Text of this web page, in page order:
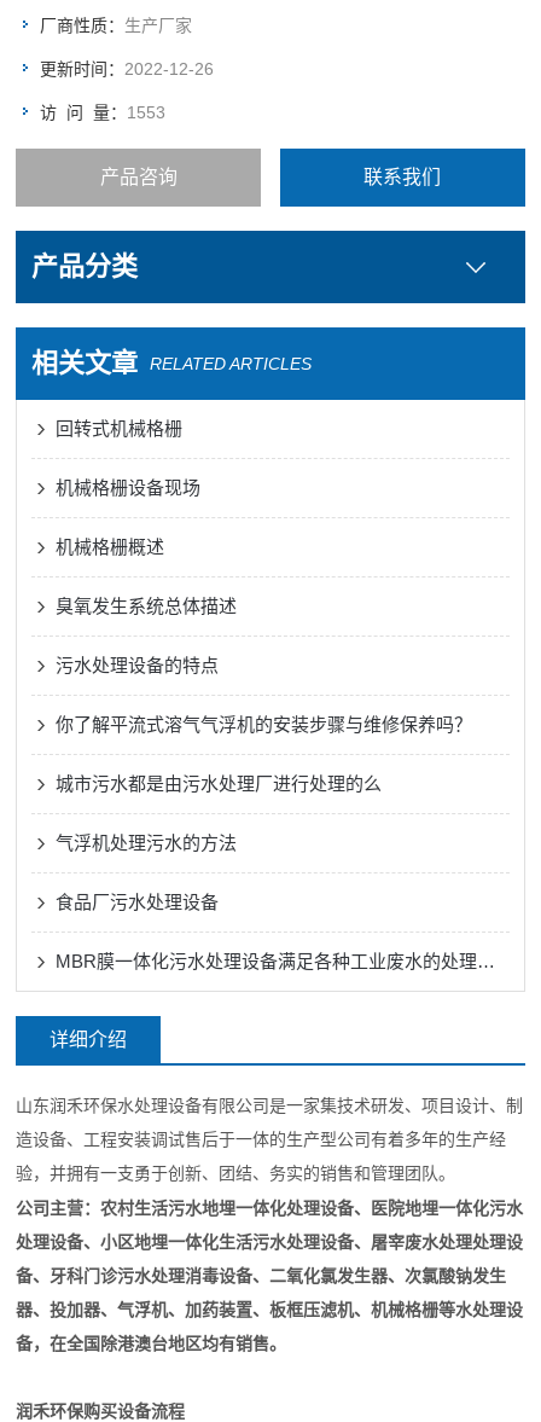
料等有用物质；&amp;#160;3、用于城市污水处理中代替初沉
厂商性质： 生产厂家
更新时间： 2022-12-26
访 问 量： 1553
产品咨询 联系我们
产品分类
相关文章 RELATED ARTICLES
回转式机械格栅
机械格栅设备现场
机械格栅概述
臭氧发生系统总体描述
污水处理设备的特点
你了解平流式溶气气浮机的安装步骤与维修保养吗？
城市污水都是由污水处理厂进行处理的么
气浮机处理污水的方法
食品厂污水处理设备
MBR膜一体化污水处理设备满足各种工业废水的处理需求
详细介绍
山东润禾环保水处理设备有限公司是一家集技术研发、项目设计、制
造设备、工程安装调试售后于一体的生产型公司有着多年的生产经
验，并拥有一支勇于创新、团结、务实的销售和管理团队。
公司主营：农村生活污水地埋一体化处理设备、医院地埋一体化污水
处理设备、小区地埋一体化生活污水处理设备、屠宰废水处理处理设
备、牙科门诊污水处理消毒设备、二氧化氯发生器、次氯酸钠发生
器、投加器、气浮机、加药装置、板框压滤机、机械格栅等水处理设
备，在全国除港澳台地区均有销售。
润禾环保购买设备流程